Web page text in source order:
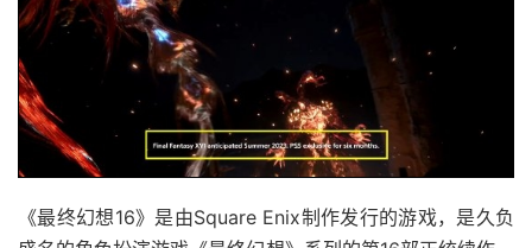
《最终幻想16》是由Square Enix制作发行的游戏，是久负